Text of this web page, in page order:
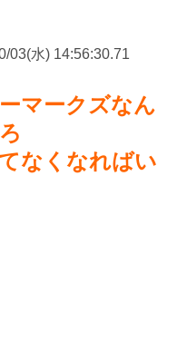
03(水) 14:56:30.71
マークズなん
なくなればい